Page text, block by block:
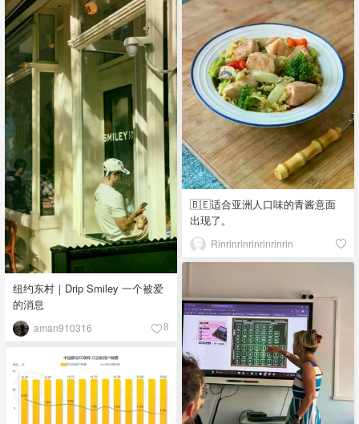
🇧🇪适合亚洲人口味的青酱意面
出现了。
Rinrinrinrinrinrinrin
纽约东村｜Drip Smiley 一个被爱
的消息
aman910316 8